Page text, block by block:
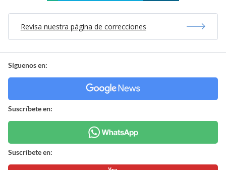
Revisa nuestra página de correcciones
Síguenos en:
Suscríbete en:
Suscríbete en: